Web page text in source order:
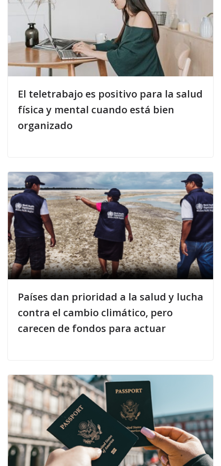
El teletrabajo es positivo para la salud
física y mental cuando está bien
organizado
Países dan prioridad a la salud y lucha
contra el cambio climático, pero
carecen de fondos para actuar